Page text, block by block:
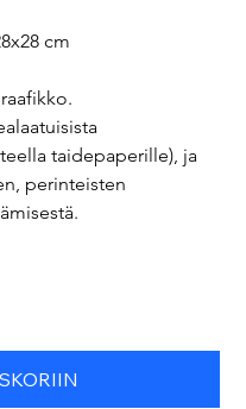
cm
taidepaperille), ja
perinteisten